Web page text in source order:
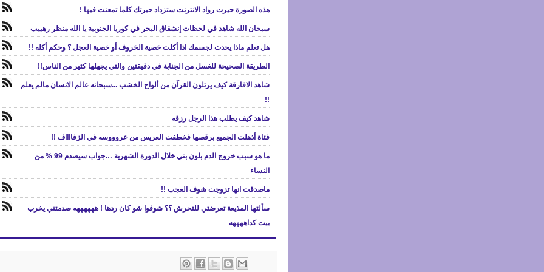
هذه الصورة حيرت رواد الانترنت ستزداد حيرتك كلما تمعنت فيها !
سبحان الله شاهد في لحظات إنشقاق البحر في كوريا الجنوبية يا الله منظر رهييب
هل تعلم ماذا يحدث لجسمك اذا أكلت خصية الخروف أو خصية العجل ؟ وحكم أكله !!
الطريقة الصحيحة للغسل من الجنابة في دقيقتين والتي يجهلها كثير من الناس!!
شاهد الافارقة كيف يرتلون القرآن من ألواح الخشب ...سبحانه عالم الانسان مالم يعلم
!!
شاهد كيف يطلب هذا الرجل رزقه
فتاة أذهلت الجميع برقصها فخطفت العريس من عروووسه في الزفااااف !!
ما هو سبب خروج الدم بلون بني خلال الدورة الشهرية …جواب سيصدم 99 % من
النساء
ماصدقت انها تزوجت شوف العجب !!
سألتها المذيعة تعرضتي للتحرش ؟؟ شوفوا شو كان ردها ! ههههههه صدمتني يخرب
بيت كداههههه